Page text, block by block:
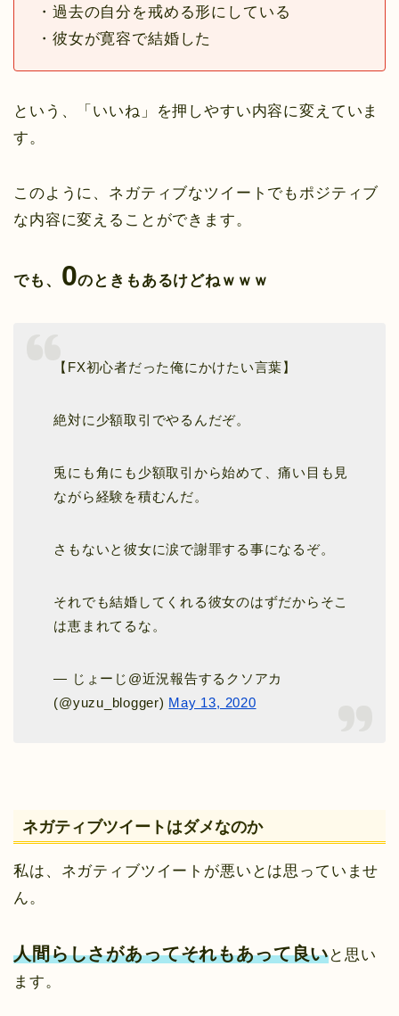
・過去の自分を戒める形にしている
・彼女が寛容で結婚した
という、「いいね」を押しやすい内容に変えていま
す。
このように、ネガティブなツイートでもポジティブ
な内容に変えることができます。
でも、 0のときもあるけどねｗｗｗ
【FX初心者だった俺にかけたい言葉】
絶対に少額取引でやるんだぞ。
兎にも角にも少額取引から始めて、痛い目も見
ながら経験を積むんだ。
さもないと彼女に涙で謝罪する事になるぞ。
それでも結婚してくれる彼女のはずだからそこ
は恵まれてるな。
— じょーじ@近況報告するクソアカ
(@yuzu_blogger) May 13, 2020
ネガティブツイートはダメなのか
私は、ネガティブツイートが悪いとは思っていませ
ん。
人間らしさがあってそれもあって良いと思い
ます。